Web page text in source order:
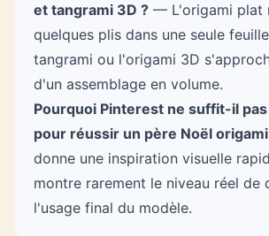
et tangrami 3D ? — L'origami plat
quelques plis dans une seule
tangrami ou l'origami 3D
d'un assemblage en volume.
Pourquoi Pinterest ne suffit-il
pour réussir un père Noël
donne une inspiration visuelle
montre rarement le niveau réel de
l'usage final du modèle.